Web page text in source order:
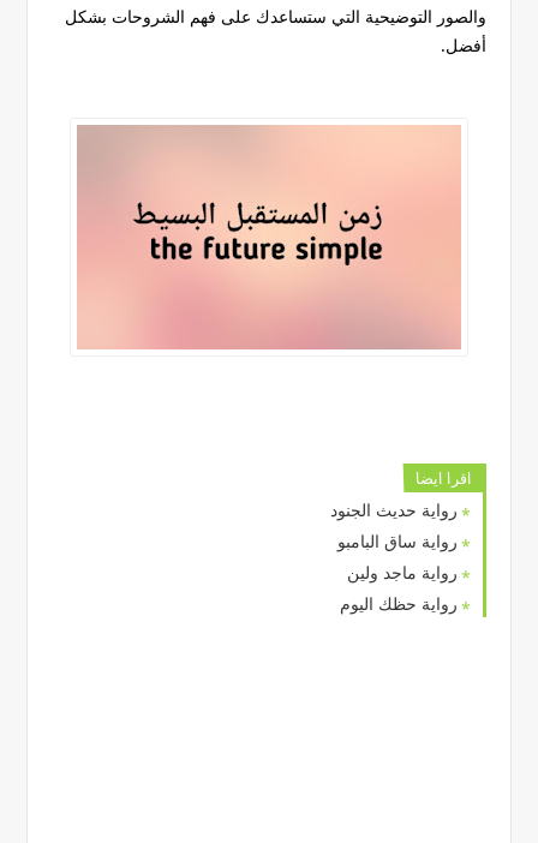
والصور التوضيحية التي ستساعدك على فهم الشروحات بشكل
أفضل.
اقرا ايضا
رواية حديث الجنود
رواية ساق البامبو
رواية ماجد ولين
رواية حظك اليوم